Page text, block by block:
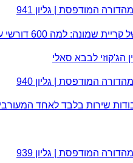
המודפסת | גליון 941
דורשי עבודה הם לא מה שחשבתם?
הג'קוזי לבבא סאלי
המודפסת | גליון 940
שירות בלבד לאחד
המודפסת | גליון 939